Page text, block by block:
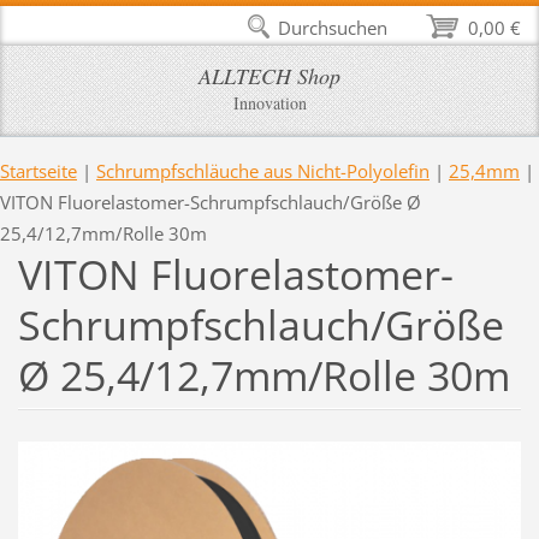
ALLTECH Shop
Innovation
Startseite | Schrumpfschläuche aus Nicht-Polyolefin | 25,4mm |
VITON Fluorelastomer-Schrumpfschlauch/Größe Ø
25,4/12,7mm/Rolle 30m
VITON Fluorelastomer-
Schrumpfschlauch/Größe
Ø 25,4/12,7mm/Rolle 30m
0,00 €
Durchsuchen